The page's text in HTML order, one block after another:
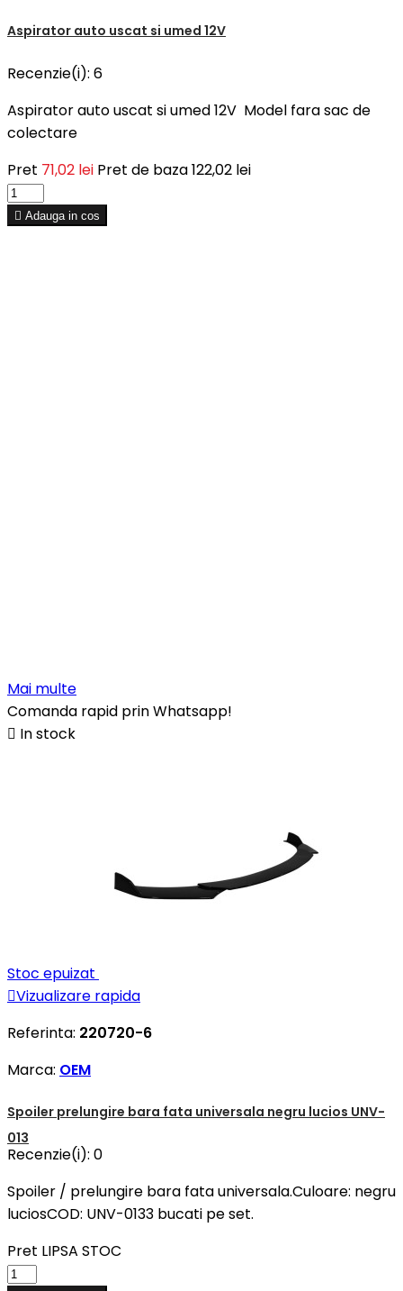
Aspirator auto uscat si umed 12V
Recenzie(i): 6
Aspirator auto uscat si umed 12V Model fara sac de
colectare
Pret 71,02 lei Pret de baza122,02 lei
 Adauga in cos
Mai multe
Comanda rapid prin Whatsapp!
 In stock
Stoc epuizat
Vizualizare rapida
Referinta: 220720-6
Marca: OEM
Spoiler prelungire bara fata universala negru lucios UNV-
013
Recenzie(i): 0
Spoiler / prelungire bara fata universala.Culoare: negru
luciosCOD: UNV-0133 bucati pe set.
Pret LIPSA STOC